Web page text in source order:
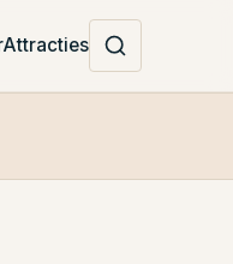
Attracties